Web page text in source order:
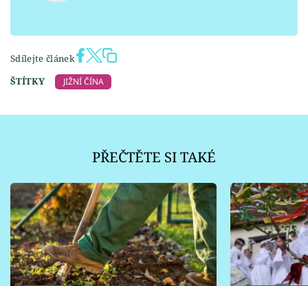
Sdílejte článek
ŠTÍTKY
JIŽNÍ ČÍNA
PŘEČTĚTE SI TAKÉ